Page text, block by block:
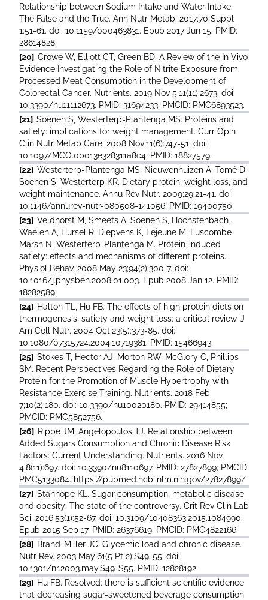
Relationship between Sodium Intake and Water Intake:
The False and the True. Ann Nutr Metab. 2017;70 Suppl
1:51-61. doi: 10.1159/000463831. Epub 2017 Jun 15. PMID:
28614828.
[20] Crowe W, Elliott CT, Green BD. A Review of the In Vivo
Evidence Investigating the Role of Nitrite Exposure from
Processed Meat Consumption in the Development of
Colorectal Cancer. Nutrients. 2019 Nov 5;11(11):2673. doi:
10.3390/nu11112673. PMID: 31694233; PMCID: PMC6893523.
[21] Soenen S, Westerterp-Plantenga MS. Proteins and
satiety: implications for weight management. Curr Opin
Clin Nutr Metab Care. 2008 Nov;11(6):747-51. doi:
10.1097/MCO.0b013e328311a8c4. PMID: 18827579.
[22] Westerterp-Plantenga MS, Nieuwenhuizen A, Tomé D,
Soenen S, Westerterp KR. Dietary protein, weight loss, and
weight maintenance. Annu Rev Nutr. 2009;29:21-41. doi:
10.1146/annurev-nutr-080508-141056. PMID: 19400750.
[23] Veldhorst M, Smeets A, Soenen S, Hochstenbach-
Waelen A, Hursel R, Diepvens K, Lejeune M, Luscombe-
Marsh N, Westerterp-Plantenga M. Protein-induced
satiety: effects and mechanisms of different proteins.
Physiol Behav. 2008 May 23;94(2):300-7. doi:
10.1016/j.physbeh.2008.01.003. Epub 2008 Jan 12. PMID:
18282589.
[24] Halton TL, Hu FB. The effects of high protein diets on
thermogenesis, satiety and weight loss: a critical review. J
Am Coll Nutr. 2004 Oct;23(5):373-85. doi:
10.1080/07315724.2004.10719381. PMID: 15466943.
[25] Stokes T, Hector AJ, Morton RW, McGlory C, Phillips
SM. Recent Perspectives Regarding the Role of Dietary
Protein for the Promotion of Muscle Hypertrophy with
Resistance Exercise Training. Nutrients. 2018 Feb
7;10(2):180. doi: 10.3390/nu10020180. PMID: 29414855;
PMCID: PMC5852756.
[26] Rippe JM, Angelopoulos TJ. Relationship between
Added Sugars Consumption and Chronic Disease Risk
Factors: Current Understanding. Nutrients. 2016 Nov
4;8(11):697. doi: 10.3390/nu8110697. PMID: 27827899; PMCID:
PMC5133084. https://pubmed.ncbi.nlm.nih.gov/27827899/
[27] Stanhope KL. Sugar consumption, metabolic disease
and obesity: The state of the controversy. Crit Rev Clin Lab
Sci. 2016;53(1):52-67. doi: 10.3109/10408363.2015.1084990.
Epub 2015 Sep 17. PMID: 26376619; PMCID: PMC4822166.
[28] Brand-Miller JC. Glycemic load and chronic disease.
Nutr Rev. 2003 May;61(5 Pt 2):S49-55. doi:
10.1301/nr.2003.may.S49-S55. PMID: 12828192.
[29] Hu FB. Resolved: there is sufficient scientific evidence
that decreasing sugar-sweetened beverage consumption